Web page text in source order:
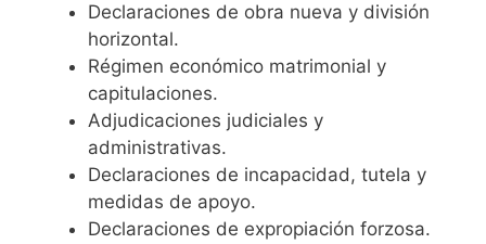
Declaraciones de obra nueva y división
horizontal.
Régimen económico matrimonial y
capitulaciones.
Adjudicaciones judiciales y
administrativas.
Declaraciones de incapacidad, tutela y
medidas de apoyo.
Declaraciones de expropiación forzosa.